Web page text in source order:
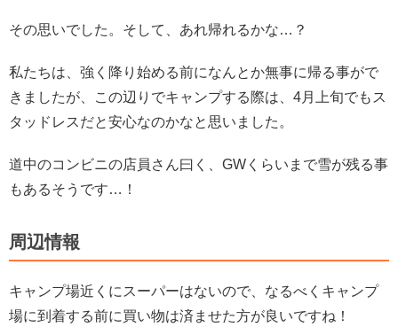
その思いでした。そして、あれ帰れるかな…？
私たちは、強く降り始める前になんとか無事に帰る事がで
きましたが、この辺りでキャンプする際は、4月上旬でもス
タッドレスだと安心なのかなと思いました。
道中のコンビニの店員さん曰く、GWくらいまで雪が残る事
もあるそうです…！
周辺情報
キャンプ場近くにスーパーはないので、なるべくキャンプ
場に到着する前に買い物は済ませた方が良いですね！